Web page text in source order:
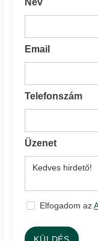
Név
Email
Telefonszám
Üzenet
Elfogadom az